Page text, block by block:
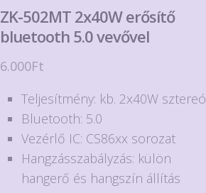
ZK-502MT 2x40W erősítő
bluetooth 5.0 vevővel
6.000Ft
Teljesítmény: kb. 2x40W sztereó
Bluetooth: 5.0
Vezérlő IC: CS86xx sorozat
Hangzásszabályzás: külön
hangerő és hangszín állítás